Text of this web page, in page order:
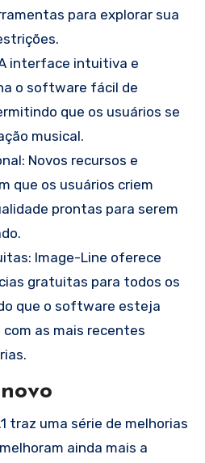
para explorar sua
interface intuitiva e
o software fácil de
que os usuários se
musical.
Novos recursos e
que os usuários criem
prontas para serem
Image-Line oferece
gratuitas para todos os
que o software esteja
as mais recentes
traz uma série de melhorias
ainda mais a